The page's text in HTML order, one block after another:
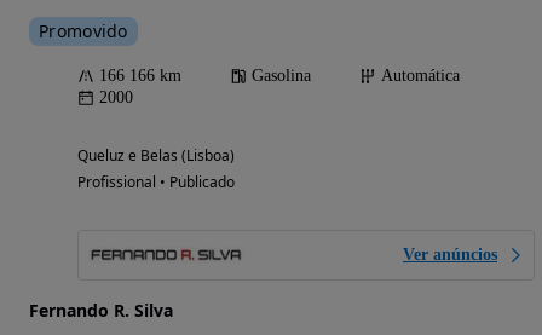
Promovido
166 166 km Gasolina
Automática
2000
Queluz e Belas (Lisboa)
Profissional • Publicado
Ver anúncios
Fernando R. Silva